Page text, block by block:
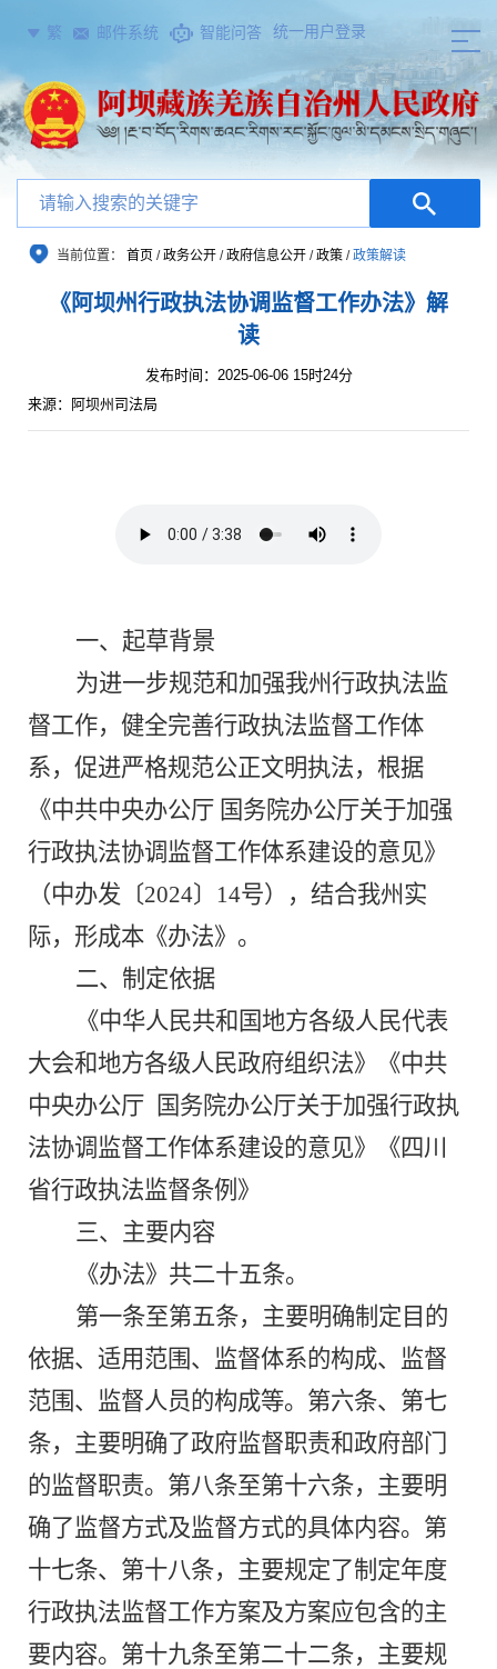
繁 邮件系统 智能问答 统一用户登录
当前位置： 首页 /政务公开 /政府信息公开 /政策 /政策解读
《阿坝州行政执法协调监督工作办法》解
读
发布时间：2025-06-06 15时24分
来源：阿坝州司法局
一、起草背景
为进一步规范和加强我州行政执法监
督工作， 健全完善行政执法监督工作体
系， 促进严格规范公正文明执法， 根据
《中共中央办公厅 国务院办公厅关于加强
行政执法协调监督工作体系建设的意见》
（中办发〔2024〕 14号） ， 结合我州实
际，形成本《办法》。
二、制定依据
《中华人民共和国地方各级人民代表
大会和地方各级人民政府组织法》《中共
中央办公厅
国务院办公厅关于加强行政执
法协调监督工作体系建设的意见》《四川
省行政执法监督条例》
三、主要内容
《办法》共二十五条。
第一条至第五条，主要明确制定目的
依据、适用范围 、 监督体系的构成、监督
范围、监督人员的构成等。 第六条、 第七
条， 主要明确了政府监督职责和政府部门
的监督职责。 第八条至第十六条， 主要明
确了监督方式及监督方式的具体内容。第
十七条、 第十八条，主要规定了制定年度
行政执法监督工作方案及方案应包含的主
要内容。第十九条至第二十二条，主要规